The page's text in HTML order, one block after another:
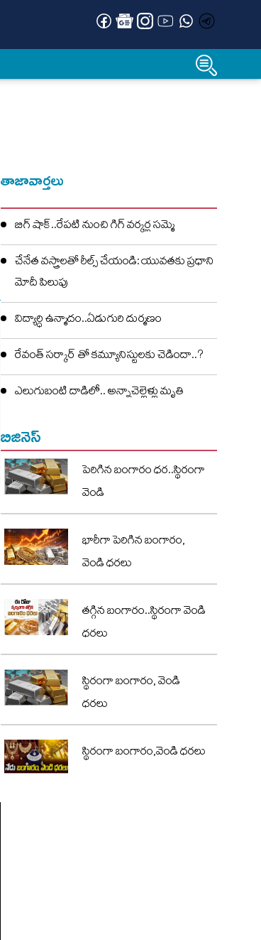
తాజావార్తలు
బిగ్ షాక్..రేపటి నుంచి గిగ్ వర్కర్ల సమ్మె
చేనేత వస్త్రాలతో రీల్స్ చేయండి: యువతకు ప్రధాని
మోదీ పిలుపు
విద్యార్ధి ఉన్మాదం..ఏడుగురి దుర్మణం
రేవంత్ సర్కార్ తో కమ్యూనిస్టులకు చెడిందా..?
ఎలుగుబంటి దాడిలో.. అన్నాచెల్లెళ్లు మృతి
బిజినెస్
పెరిగిన బంగారం ధర..స్థిరంగా
వెండి
భారీగా పెరిగిన బంగారం,
వెండి ధరలు
తగ్గిన బంగారం..స్థిరంగా వెండి
ధరలు
స్థిరంగా బంగారం, వెండి
ధరలు
స్థిరంగా బంగారం,వెండి ధరలు